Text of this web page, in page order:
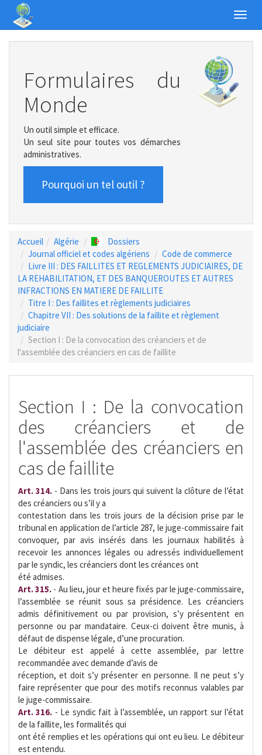
Formulaires du
Monde
Un outil simple et efficace.
Un seul site pour toutes vos démarches
administratives.
Pourquoi un tel outil ?
Accueil Algérie
Dossiers
Journal officiel et codes algériens
Code de commerce
Livre III : DES FAILLITES ET REGLEMENTS JUDICIAIRES, DE
LA REHABILITATION, ET DES BANQUEROUTES ET AUTRES
INFRACTIONS EN MATIERE DE FAILLITE
Titre I : Des faillites et règlements judiciaires
Chapitre VII : Des solutions de la faillite et règlement
judiciaire
Section I : De la convocation des créanciers et de
l'assemblée des créanciers en cas de faillite
Section I : De la convocation
des créanciers et de
l'assemblée des créanciers en
cas de faillite
Art. 314.- Dans les trois jours qui suivent la clôture de l’état
des créanciers ou s’il y a
contestation dans les trois jours de la décision prise par le
tribunal en application de l’article 287, le juge-commissaire fait
convoquer, par avis insérés dans les journaux habilités à
recevoir les annonces légales ou adressés individuellement
par le syndic, les créanciers dont les créances ont
été admises.
Art. 315. - Au lieu, jour et heure fixés par le juge-commissaire,
l’assemblée se réunit sous sa présidence. Les créanciers
admis définitivement ou par provision, s’y présentent en
personne ou par mandataire. Ceux-ci doivent être munis, à
défaut de dispense légale, d’une procuration.
Le débiteur est appelé à cette assemblée, par lettre
recommandée avec demande d’avis de
réception, et doit s’y présenter en personne. Il ne peut s’y
faire représenter que pour des motifs reconnus valables par
le juge-commissaire.
Art. 316. - Le syndic fait à l’assemblée, un rapport sur l’état
de la faillite, les formalités qui
ont été remplies et les opérations qui ont eu lieu. Le débiteur
est entendu.